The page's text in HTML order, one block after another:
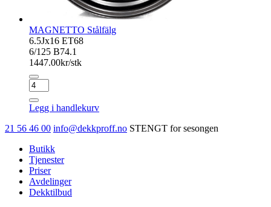
MAGNETTO Stålfälg
6.5Jx16 ET68
6/125 B74.1
1447.00kr/stk
MAGNETTO
Stålfälg
antall
Legg i handlekurv
21 56 46 00 info@dekkproff.no STENGT for sesongen
Butikk
Tjenester
Priser
Avdelinger
Dekktilbud